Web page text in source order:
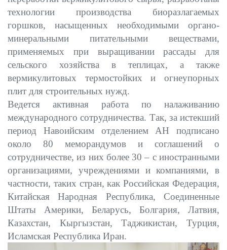
технологии производства биоразлагаемых
горшков, насыщенных необходимыми органо-
минеральными питательными веществами,
применяемых при выращивании рассады для
сельского хозяйства в теплицах, а также
вермикулитовых термостойких и огнеупорных
плит для строительных нужд.
Ведется активная работа по налаживанию
международного сотрудничества. Так, за истекший
период Навоийским отделением АН подписано
около 80 меморандумов и соглашений о
сотрудничестве, из них более 30 – с иностранными
организациями, учреждениями и компаниями, в
частности, таких стран, как Российская Федерация,
Китайская Народная Республика, Соединенные
Штаты Америки, Беларусь, Болгария, Латвия,
Казахстан, Кыргызстан, Таджикистан, Турция,
Исламская Республика Иран.